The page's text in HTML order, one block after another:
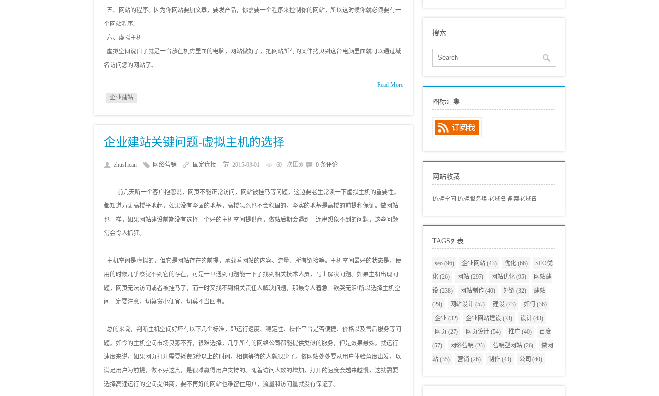
五、网站的程序。因为你网站要加文章，要发产品，你需要一个程序来控制你的网站，所以这时候你就必须要有一
个网站程序。
六、虚拟主机
虚拟空间说白了就是一台放在机房里面的电脑，网站做好了，把网站所有的文件拷贝到这台电脑里面就可以通过域
名访问您的网站了。
Read More
企业建站
企业建站关键问题-虚拟主机的选择
zhushican 网络营销 固定连接 2015-03-01 60 次围观 0 条评论
前几天听一个客户抱怨说，网页不能正常访问，网站被挂马等问题，这边要老生常谈一下虚拟主机的重要性。
都知道万丈高楼平地起，如果没有坚固的地基，高楼怎么也不会稳固的，坚实的地基是高楼的前提和保证。做网站
也一样，如果网站建设前期没有选择一个好的主机空间提供商，做站后期会遇到一连串想象不到的问题，这些问题
常会令人抓狂。
主机空间是虚拟的，但它是网站存在的前提，承载着网站的内容、流量、所有链接等。主机空间最好的状态是，使
用的时候几乎察觉不到它的存在，可是一旦遇到问题能一下子找到相关技术人员，马上解决问题。如果主机出现问
题，网页无法访问或者被挂马了，而一时又找不到相关责任人解决问题，那最令人着急，欲哭无泪!所以选择主机空
间一定要注意，切莫贪小便宜，切莫不当回事。
总的来说，判断主机空间好坏有以下几个标准，即运行速度、稳定性、操作平台是否便捷、价格以及售后服务等问
题。如今的主机空间市场良莠不齐，很难选择，几乎所有的网络公司都能提供类似的服务，但是效果悬殊。就运行
速度来说，如果网页打开需要耗费5秒以上的时间，相信等待的人就很少了。做网站处处要从用户体验角度出发，以
满足用户为前提，做不好这点，是很难赢得用户支持的。随着访问人数的增加，打开的速度会越来越慢，这就需要
选择高速运行的空间提供商，要不再好的网站也难留住用户，流量和访问量就没有保证了。
外贸SEO(150)
网络营销
seo动态(89)
seo经验分享(97)
seo常见问题
国外搜索引擎(46)
搜索
图标汇集
网站收藏
仿牌空间 仿牌服务器 老域名 备案老域名
TAGS列表
seo (96) 企业网站 (43) 优化 (66)
SEO优
化 (26) 网站 (297) 网站优化 (95)
网站建
设 (238) 网站制作 (40) 外链 (32)
建站
(29)
网站设计 (57) 建设 (73) 如何 (36)
企业 (32) 企业网站建设 (73) 设计 (43)
网页 (27) 网页设计 (54) 推广 (40)
百度
(57)
网络营销 (25) 营销型网站 (26)
做网
站 (35) 营销 (26) 制作 (40) 公司 (40)